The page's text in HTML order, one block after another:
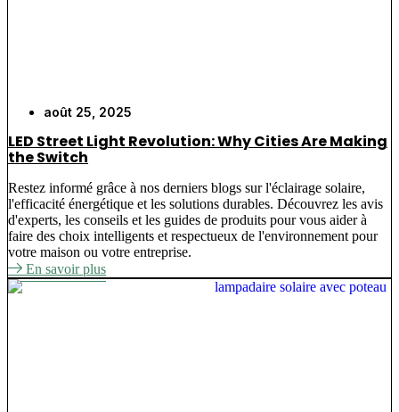
août 25, 2025
LED Street Light Revolution: Why Cities Are Making
the Switch
Restez informé grâce à nos derniers blogs sur l'éclairage solaire,
l'efficacité énergétique et les solutions durables. Découvrez les avis
d'experts, les conseils et les guides de produits pour vous aider à
faire des choix intelligents et respectueux de l'environnement pour
votre maison ou votre entreprise.
En savoir plus